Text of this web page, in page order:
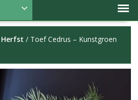
Herfst / Toef Cedrus – Kunstgroen